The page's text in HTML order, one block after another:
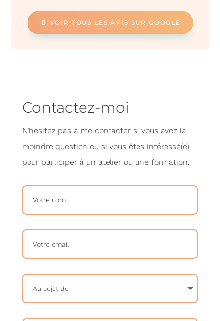
VOIR TOUS LES AVIS SUR GOOGLE
Contactez-moi
N’hésitez pas à me contacter si vous avez la
moindre question ou si vous êtes intéressé(e)
pour participer à un atelier ou une formation.